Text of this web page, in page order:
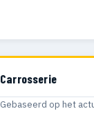
Carrosserie
Gebaseerd op het